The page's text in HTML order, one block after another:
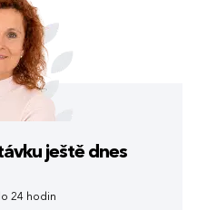
ještě dnes
24 hodin